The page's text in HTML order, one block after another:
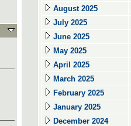
August 2025
July 2025
June 2025
May 2025
April 2025
March 2025
February 2025
January 2025
December 2024